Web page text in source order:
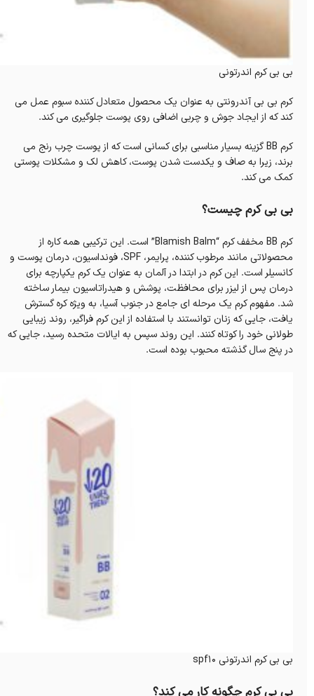
بی بی کرم اندرتونی
کرم بی بی آندرونتی به عنوان یک محصول متعادل کننده سبوم عمل می
کند که از ایجاد جوش و چربی اضافی روی پوست جلوگیری می کند.
کرم BB گزینه بسیار مناسبی برای کسانی است که از پوست چرب رنج می
برند، زیرا به صاف و یکدست شدن پوست، کاهش لک و مشکلات پوستی
کمک می کند.
بی بی کرم چیست؟
کرم BB مخفف کرم “Blamish Balm” است. این ترکیبی همه کاره از
محصولاتی مانند مرطوب کننده، پرایمر، SPF، فونداسیون، درمان پوست و
کانسیلر است. این کرم در ابتدا در آلمان به عنوان یک کرم یکپارچه برای
درمان پس از لیزر برای محافظت، پوشش و هیدراتاسیون بیمار ساخته
شد. مفهوم کرم یک مرحله ای جامع در جنوب آسیا، به ویژه کره گسترش
یافت، جایی که زنان توانستند با استفاده از این کرم فراگیر، روند زیبایی
طولانی خود را کوتاه کنند. این روند سپس به ایالات متحده رسید، جایی که
در پنج سال گذشته محبوب بوده است.
بی بی کرم اندرتونی spf10